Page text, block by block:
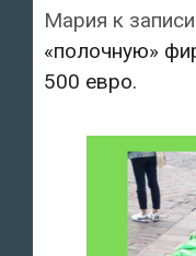
Мария к записи
«полочную»
500 евро.